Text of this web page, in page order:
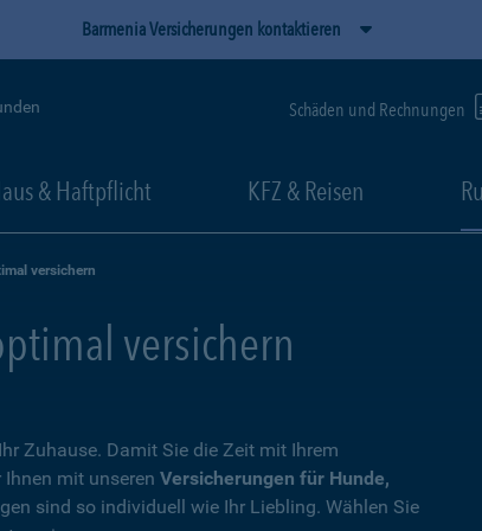
Barmenia Versicherungen kontaktieren
Schäden und Rechnungen
& Haftpflicht KFZ & Reisen
versichern
versichern
Zuhause. Damit Sie die Zeit mit Ihrem
mit unseren Versicherungen für Hunde,
sind so individuell wie Ihr Liebling. Wählen Sie